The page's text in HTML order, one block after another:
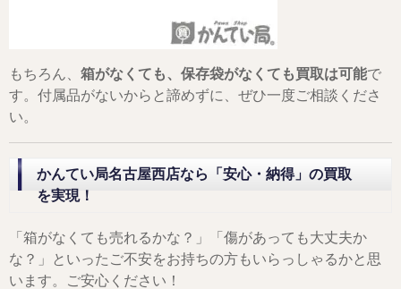
もちろん、 箱がなくても、保存袋がなくても買取は可能で
す。付属品がないからと諦めずに、ぜひ一度ご相談くださ
い。
かんてい局名古屋西店なら「安心・納得」の買取
を実現！
「箱がなくても売れるかな？」「傷があっても大丈夫か
な？」といったご不安をお持ちの方もいらっしゃるかと思
います。ご安心ください！